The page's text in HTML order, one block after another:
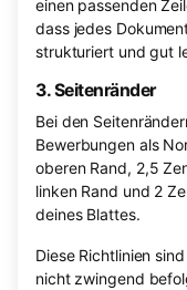
einen passenden
dass jedes
strukturiert und gut
3. Seitenränder
Bei den
Bewerbungen als
oberen Rand, 2,5
linken Rand und 2
deines Blattes.
Diese Richtlinien
nicht zwingend